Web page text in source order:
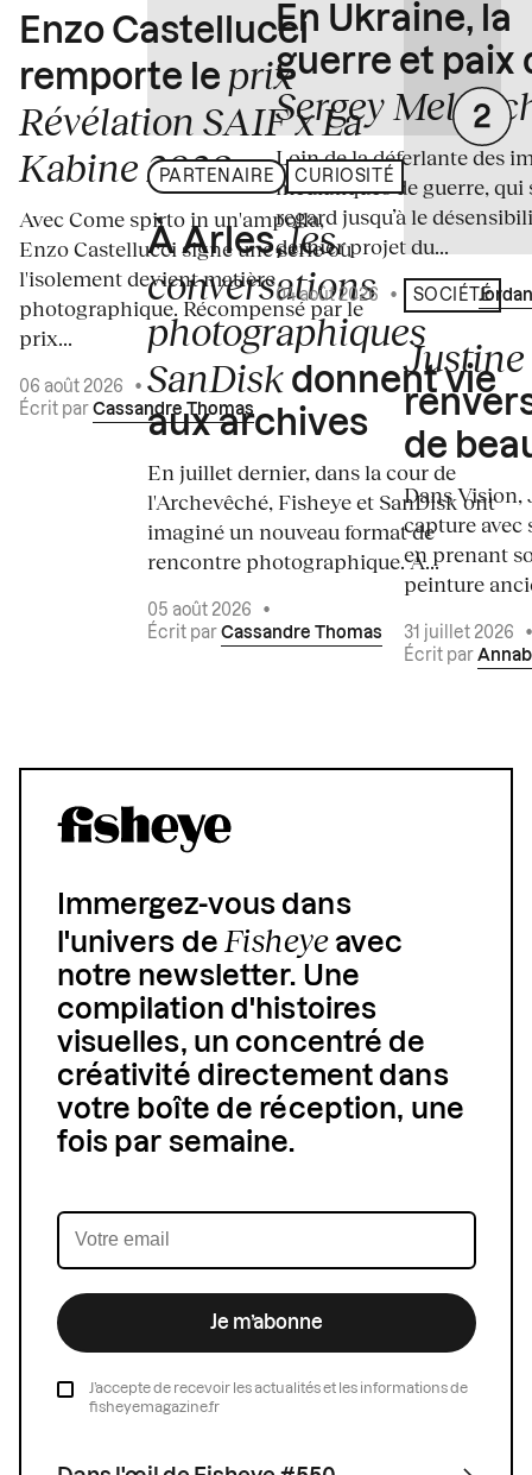
Enzo Castellucci
remporte le prix
Révélation SAIF x La
Kabine 2026
Avec Come spirto in un'ampolla,
Enzo Castellucci signe une série où
l'isolement devient matière
photographique. Récompensé par le
prix...
06 août 2026
•
Écrit par Cassandre Thomas
PARTENAIRE CURIOSITÉ
À Arles,les
conversations
photographiques
SanDisk donnent vie
aux archives
En juillet dernier, dans la cour de
l'Archevêché, Fisheye et SanDisk ont
imaginé un nouveau format de
rencontre photographique. À...
05 août 2026
•
Écrit par Cassandre Thomas
En Ukraine, la
guerre et paix
Sergey
Loin de la déferlante des
médiatiques de guerre, qui
regard jusqu’à le
dernier projet du...
04 août 2026 • Écrit par
SOCIÉTÉ
de
Dans
capture avec
en prenant
peinture
31 juillet 2026
Écrit par
Immergez-vous dans
l'univers de Fisheyeavec
notre newsletter. Une
compilation d'histoires
visuelles, un concentré de
créativité directement dans
votre boîte de réception, une
fois par semaine.
Je m’abonne
J’accepte de recevoir les actualités et les informations de
fisheyemagazine.fr